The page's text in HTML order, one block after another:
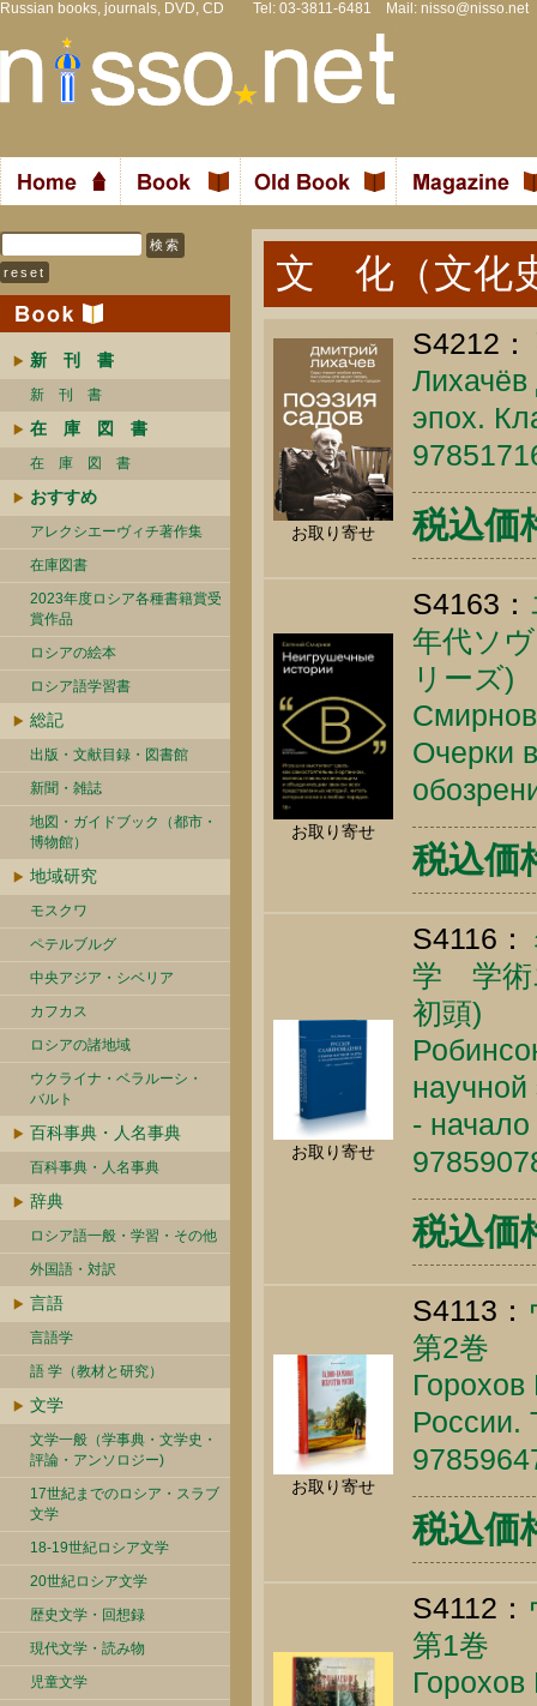
Russian books, journals, DVD, CD Tel: 03-3811-6481 Mail: nisso@nisso.net
新 刊 書
新 刊 書
在 庫 図 書
在 庫 図 書
おすすめ
アレクシエーヴィチ著作集
在庫図書
2023年度ロシア各種書籍賞受
賞作品
ロシアの絵本
ロシア語学習書
総記
出版・文献目録・図書館
新聞・雑誌
地図・ガイドブック（都市・
博物館）
地域研究
モスクワ
ペテルブルグ
中央アジア・シベリア
カフカス
ロシアの諸地域
ウクライナ・ベラルーシ・
バルト
百科事典・人名事典
百科事典・人名事典
辞典
ロシア語一般・学習・その他
外国語・対訳
言語
言語学
語 学（教材と研究）
文学
文学一般（学事典・文学史・
評論・アンソロジー)
17世紀までのロシア・スラブ
文学
18-19世紀ロシア文学
20世紀ロシア文学
歴史文学・回想録
現代文学・読み物
児童文学
文 化（文化
お取り寄せ
S4212：
эпох.
税込価
お取り寄せ
S4163：
年代ソ
リーズ)
Очерки
税込価
お取り寄せ
S4116：
学 学術
初頭)
научной
-
税込価
お取り寄せ
S4113：
第2巻
России.
税込価
S4112：
第1巻